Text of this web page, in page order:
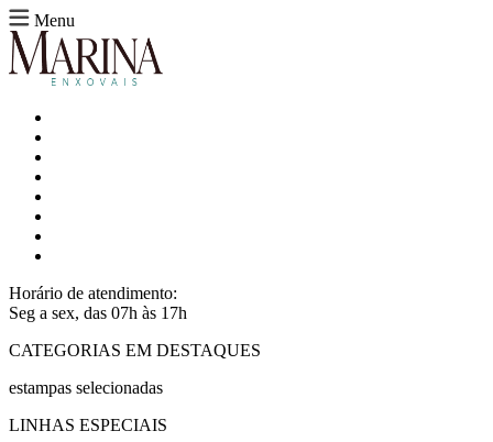
Menu
Horário de atendimento:
Seg a sex, das 07h às 17h
CATEGORIAS EM DESTAQUES
estampas selecionadas
LINHAS ESPECIAIS